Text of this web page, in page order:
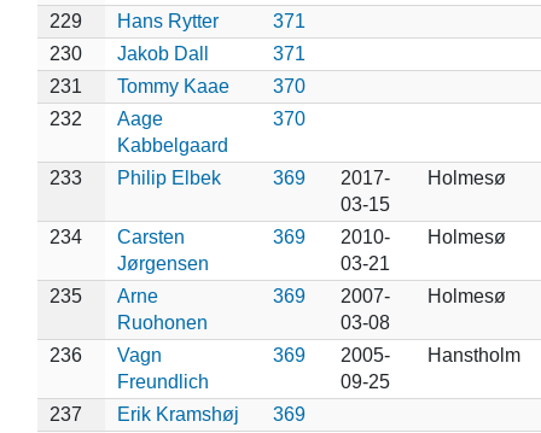
229 Hans Rytter
371
230
Jakob Dall
371
231
Tommy Kaae
370
232
Aage
Kabbelgaard
370
233 Philip Elbek 369
2017-
03-15
Holmesø
234
Carsten
Jørgensen
369
2010-
03-21
Holmesø
235
Arne
Ruohonen
369
2007-
03-08
Holmesø
236
Vagn
Freundlich
369
2005-
09-25
Hanstholm
237 Erik Kramshøj
369